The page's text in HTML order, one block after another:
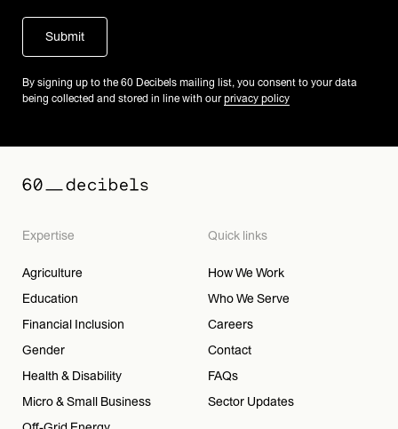
By signing up to the 60 Decibels mailing list, you consent to your data
being collected and stored in line with our privacy policy
Expertise
Agriculture
Education
Financial Inclusion
Gender
Health & Disability
Micro & Small Business
Quick links
How We Work
Who We Serve
Careers
Contact
FAQs
Sector Updates